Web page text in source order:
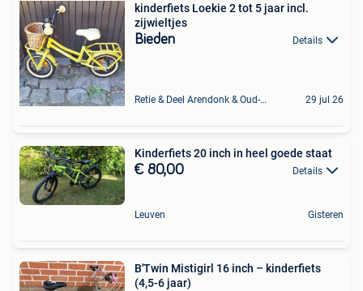
kinderfiets Loekie 2 tot 5 jaar incl.
zijwieltjes
Bieden Details
Retie & Deel Arendonk & Oud-Turnhout 29 jul 26
Kinderfiets 20 inch in heel goede staat
€ 80,00 Details
Leuven Gisteren
B'Twin Mistigirl 16 inch – kinderfiets
(4,5-6 jaar)